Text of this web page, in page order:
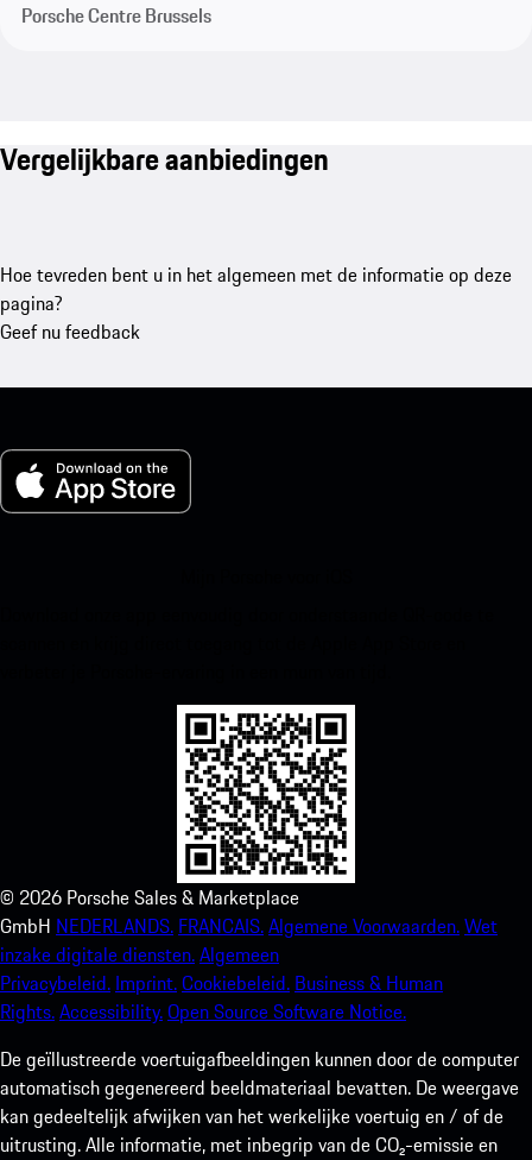
Porsche Centre Brussels
Vergelijkbare aanbiedingen
Hoe tevreden bent u in het algemeen met de informatie op deze
pagina?
Geef nu feedback
© 2026 Porsche Sales & Marketplace
GmbH NEDERLANDS. FRANCAIS.Algemene Voorwaarden.Wet
inzake digitale diensten.Algemeen
Privacybeleid. Imprint.Cookiebeleid. Business & Human
Rights.Accessibility.Open Source Software Notice.
De geïllustreerde voertuigafbeeldingen kunnen door de computer
automatisch gegenereerd beeldmateriaal bevatten. De weergave
kan gedeeltelijk afwijken van het werkelijke voertuig en / of de
uitrusting. Alle informatie, met inbegrip van de CO₂-emissie en